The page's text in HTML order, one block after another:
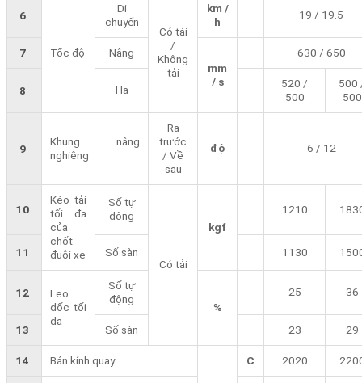
6
Tốc độ
Di
chuyển
Có tải
/
Không
tải
km /
h
19 / 19.5
7
Nâng
mm
/ s
630 / 650
8 Hạ
520 /
500
500
500
9
Khung nâng
nghiêng
Ra
trước
/ Về
sau
độ 6 / 12
10
Kéo tải
tối đa
của
chốt
đuôi xe
Số tự
động
Có tải
kgf
1210
11 Số sàn 1130
12
Leo
dốc tối
đa
Số tự
động
%
25 36
13 Số sàn 23 29
14 Bán kính quay C 2020